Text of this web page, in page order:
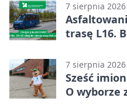
7 sierpnia 2026
trasę L16.
7 sierpnia 2026
Sześć
O wyborze